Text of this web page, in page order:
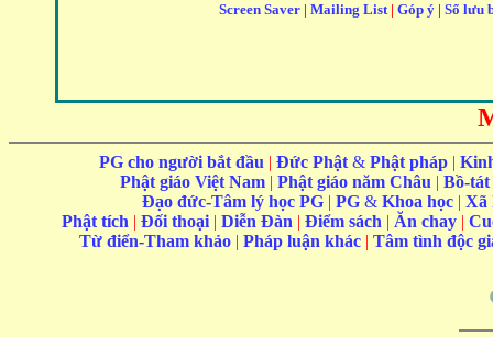
Screen Saver | Mailing List| Góp ý | Sổ lưu
PG cho người bắt đầu | Đức Phật & Phật pháp |
Phật giáo Việt Nam| Phật giáo năm Châu | Bồ-tát
Đạo đức-Tâm lý học PG | PG & Khoa học | Xã
Phật tích | Đối thoại | Diễn Đàn | Điểm sách | Ăn chay |
Từ điển-Tham khảo | Pháp luận khác | Tâm tình độc